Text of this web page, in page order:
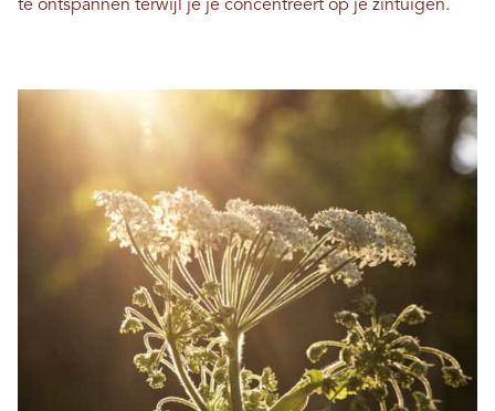
te ontspannen terwijl je je concentreert op je zintuigen.